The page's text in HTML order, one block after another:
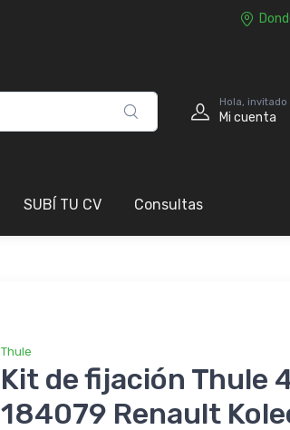
Hola, invitado
Mi cuenta
SUBÍ TU CV Consultas
Thule
Kit de fijación Thule
184079 Renault